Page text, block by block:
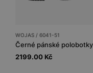
WOJAS / 6041-51
Černé pánské polobotky
2199.00 Kč